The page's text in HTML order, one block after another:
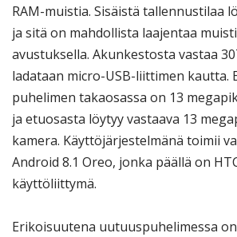
RAM-muistia. Sisäistä tallennustilaa
ja sitä on mahdollista laajentaa
avustuksella. Akunkestosta vastaa
ladataan micro-USB-liittimen kautta.
puhelimen takaosassa on 13
ja etuosasta löytyy vastaava 13
kamera. Käyttöjärjestelmänä toimii
Android 8.1 Oreo, jonka päällä on
käyttöliittymä.
Erikoisuutena uutuuspuhelimessa